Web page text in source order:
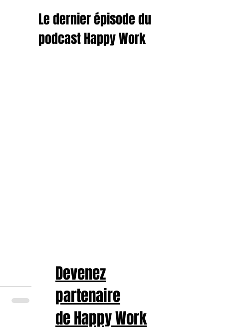
Le dernier épisode du
podcast Happy Work
Devenez
partenaire
de Happy Work